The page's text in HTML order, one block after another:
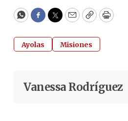
WhatsApp
Facebook
Twitter
EmailCopyPrint
Ayolas Misiones
Vanessa Rodríguez